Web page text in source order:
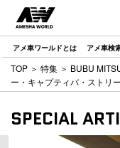
アメ車ワールドとは アメ車検
TOP ＞ 特集 ＞ BUBU
ー・キャプティバ・スト
SPECIAL